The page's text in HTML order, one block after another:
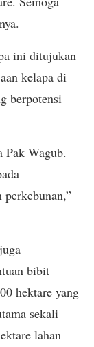
ini ditujukan
kelapa di
berpotensi
Pak Wagub.
bibit
hektare yang
sekali
lahan